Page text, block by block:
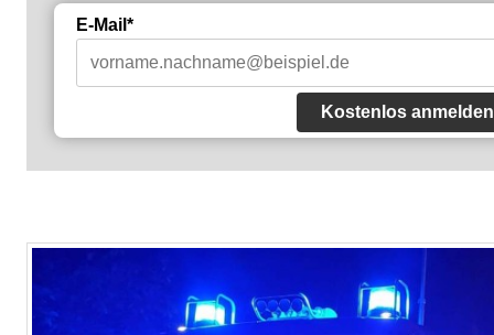
E-Mail*
Kostenlos anmelden